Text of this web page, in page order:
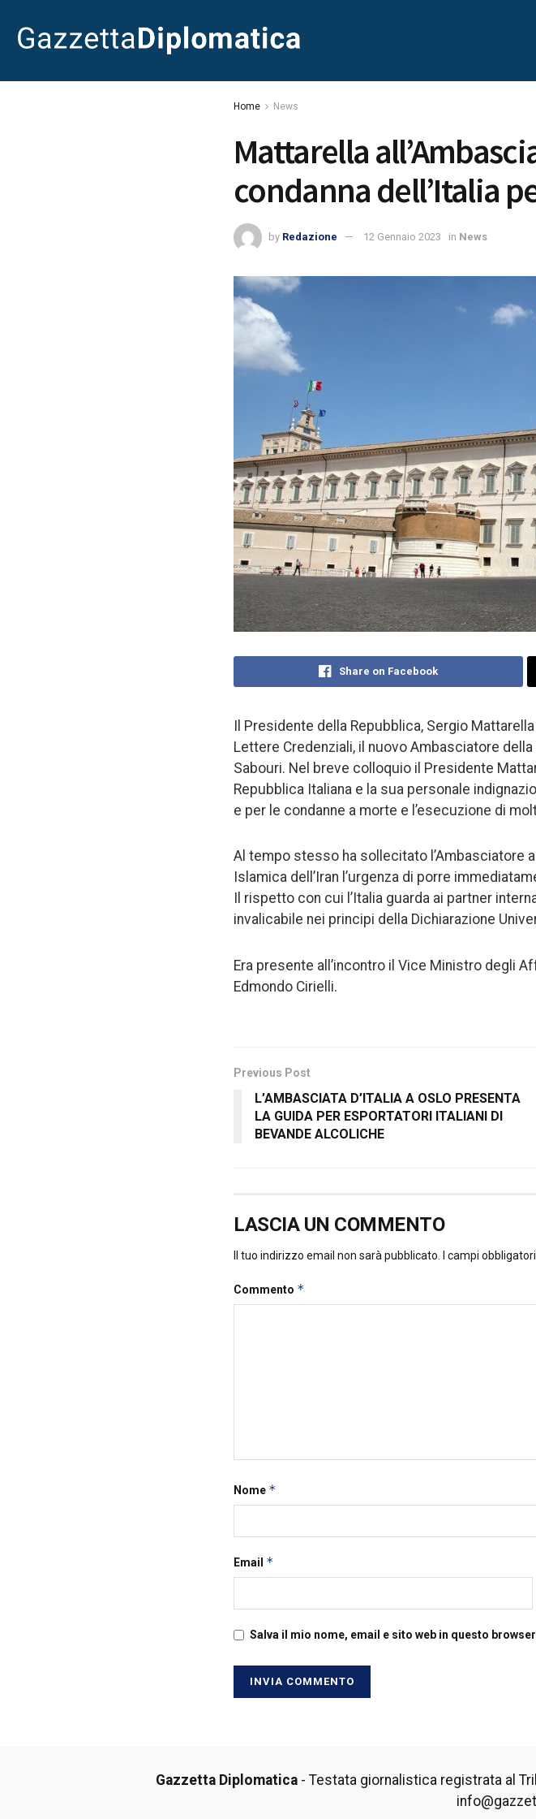
Home News
Mattarella
condanna dell’Italia
by Redazione 12 Gennaio 2023 in News
Share on Facebook
Il Presidente della Repubblica, Sergio
Lettere Credenziali, il nuovo Ambasciatore
Sabouri. Nel breve colloquio il Presidente
Repubblica Italiana e la sua personale
e per le condanne a morte e l’esecuzione di
Al tempo stesso ha sollecitato l’Ambasciatore
Islamica dell’Iran l’urgenza di porre
Il rispetto con cui l’Italia guarda ai partner
invalicabile nei principi della Dichiarazione
Era presente all’incontro il Vice Ministro degli
Edmondo Cirielli.
Previous Post
L’AMBASCIATA D’ITALIA A OSLO PRESENTA
LA GUIDA PER ESPORTATORI ITALIANI DI
BEVANDE ALCOLICHE
LASCIA UN COMMENTO
Il tuo indirizzo email non sarà pubblicato. I campi
Commento *
Nome *
Email *
Salva il mio nome, email e sito web in questo
Gazzetta Diplomatica- Testata giornalistica registrata al